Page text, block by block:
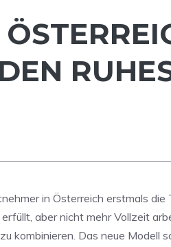
in Österreich erstmals die
aber nicht mehr Vollzeit
kombinieren. Das neue Modell